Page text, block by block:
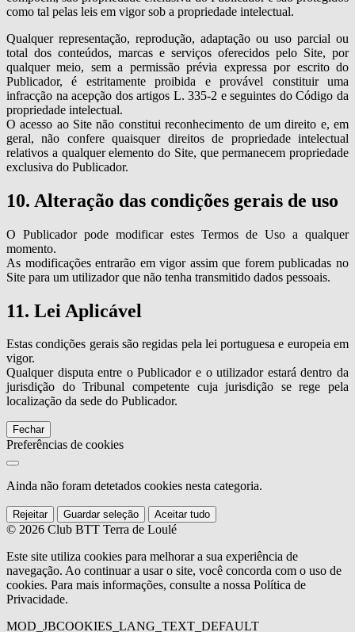
como tal pelas leis em vigor sob a propriedade intelectual.
Qualquer representação, reprodução, adaptação ou uso parcial ou
total dos conteúdos, marcas e serviços oferecidos pelo Site, por
qualquer meio, sem a permissão prévia expressa por escrito do
Publicador, é estritamente proibida e provável constituir uma
infracção na acepção dos artigos L. 335-2 e seguintes do Código da
propriedade intelectual.
O acesso ao Site não constitui reconhecimento de um direito e, em
geral, não confere quaisquer direitos de propriedade intelectual
relativos a qualquer elemento do Site, que permanecem propriedade
exclusiva do Publicador.
10. Alteração das condições gerais de uso
O Publicador pode modificar estes Termos de Uso a qualquer
momento.
As modificações entrarão em vigor assim que forem publicadas no
Site para um utilizador que não tenha transmitido dados pessoais.
11. Lei Aplicável
Estas condições gerais são regidas pela lei portuguesa e europeia em
vigor.
Qualquer disputa entre o Publicador e o utilizador estará dentro da
jurisdição do Tribunal competente cuja jurisdição se rege pela
localização da sede do Publicador.
Fechar
Preferências de cookies
Ainda não foram detetados cookies nesta categoria.
Rejeitar Guardar seleção Aceitar tudo
© 2026 Club BTT Terra de Loulé
Este site utiliza cookies para melhorar a sua experiência de
navegação. Ao continuar a usar o site, você concorda com o uso de
cookies. Para mais informações, consulte a nossa Política de
Privacidade.
MOD_JBCOOKIES_LANG_TEXT_DEFAULT